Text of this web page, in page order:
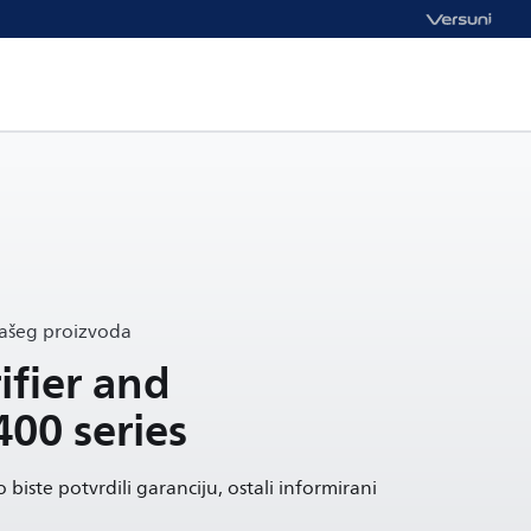
proizvoda
and
series
biste potvrdili garanciju, ostali informirani